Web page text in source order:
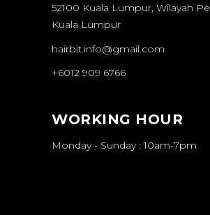
52100 Kuala Lumpur, Wilayah
Kuala Lumpur
hairbit.info@gmail.com
+6012 909 6766
WORKING HOUR
Monday - Sunday : 10am-7pm